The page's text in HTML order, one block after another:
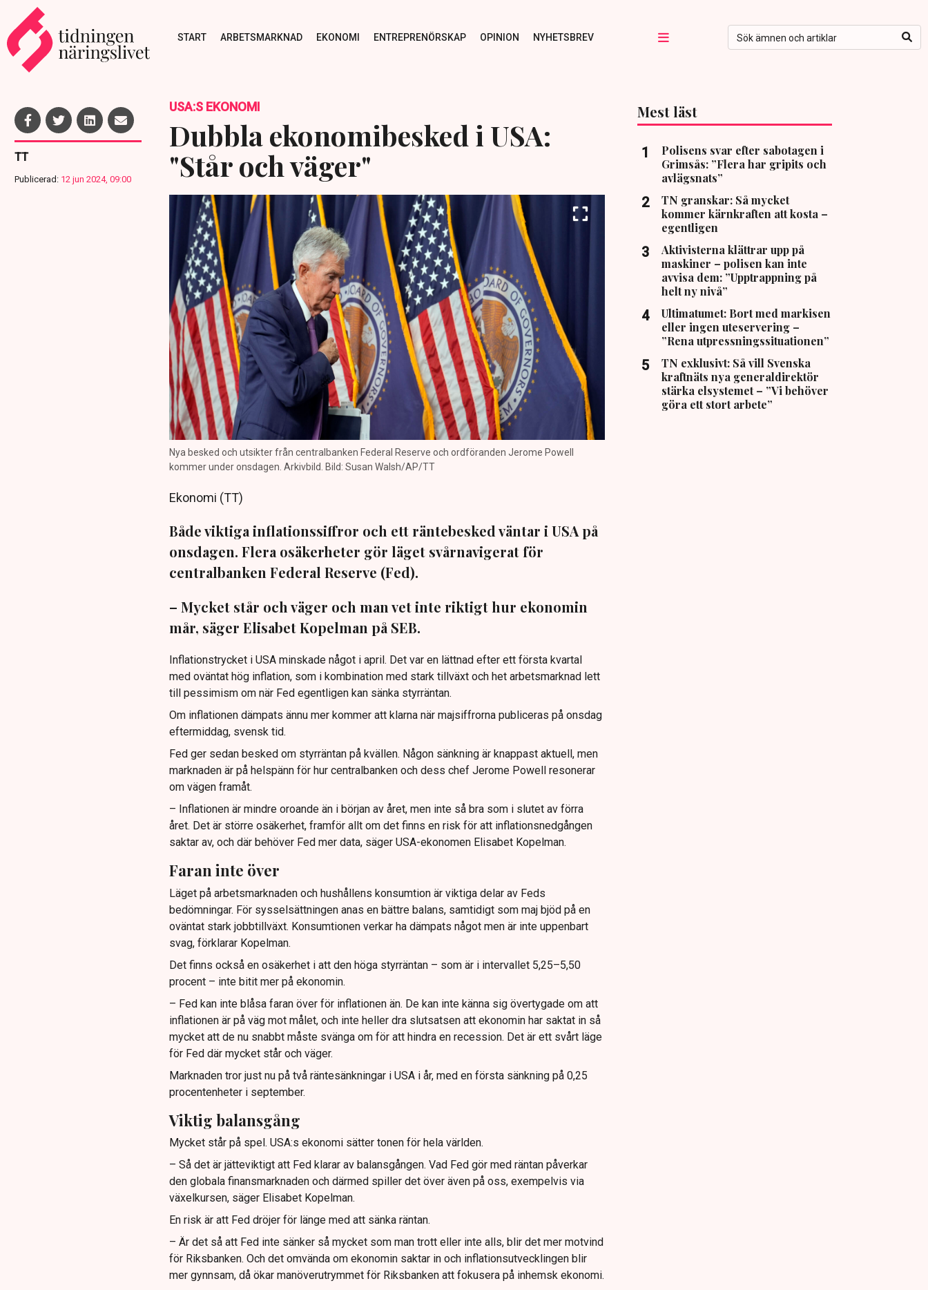
START ARBETSMARKNAD EKONOMI ENTREPRENÖRSKAP OPINION NYHETSBREV
TT
Publicerad: 12 jun 2024, 09:00
USA:S EKONOMI
Dubbla ekonomibesked i USA:
"Står och väger"
Nya besked och utsikter från centralbanken Federal Reserve och ordföranden Jerome Powell
kommer under onsdagen. Arkivbild. Bild: Susan Walsh/AP/TT
Ekonomi (TT)
Både viktiga inflationssiffror och ett räntebesked väntar i USA på
onsdagen. Flera osäkerheter gör läget svårnavigerat för
centralbanken Federal Reserve (Fed).
– Mycket står och väger och man vet inte riktigt hur ekonomin
mår, säger Elisabet Kopelman på SEB.
Inflationstrycket i USA minskade något i april. Det var en lättnad efter ett första kvartal
med oväntat hög inflation, som i kombination med stark tillväxt och het arbetsmarknad lett
till pessimism om när Fed egentligen kan sänka styrräntan.
Om inflationen dämpats ännu mer kommer att klarna när majsiffrorna publiceras på onsdag
eftermiddag, svensk tid.
Fed ger sedan besked om styrräntan på kvällen. Någon sänkning är knappast aktuell, men
marknaden är på helspänn för hur centralbanken och dess chef Jerome Powell resonerar
om vägen framåt.
– Inflationen är mindre oroande än i början av året, men inte så bra som i slutet av förra
året. Det är större osäkerhet, framför allt om det finns en risk för att inflationsnedgången
saktar av, och där behöver Fed mer data, säger USA-ekonomen Elisabet Kopelman.
Faran inte över
Läget på arbetsmarknaden och hushållens konsumtion är viktiga delar av Feds
bedömningar. För sysselsättningen anas en bättre balans, samtidigt som maj bjöd på en
oväntat stark jobbtillväxt. Konsumtionen verkar ha dämpats något men är inte uppenbart
svag, förklarar Kopelman.
Det finns också en osäkerhet i att den höga styrräntan – som är i intervallet 5,25–5,50
procent – inte bitit mer på ekonomin.
– Fed kan inte blåsa faran över för inflationen än. De kan inte känna sig övertygade om att
inflationen är på väg mot målet, och inte heller dra slutsatsen att ekonomin har saktat in så
mycket att de nu snabbt måste svänga om för att hindra en recession. Det är ett svårt läge
för Fed där mycket står och väger.
Marknaden tror just nu på två räntesänkningar i USA i år, med en första sänkning på 0,25
procentenheter i september.
Viktig balansgång
Mycket står på spel. USA:s ekonomi sätter tonen för hela världen.
– Så det är jätteviktigt att Fed klarar av balansgången. Vad Fed gör med räntan påverkar
den globala finansmarknaden och därmed spiller det över även på oss, exempelvis via
växelkursen, säger Elisabet Kopelman.
En risk är att Fed dröjer för länge med att sänka räntan.
– Är det så att Fed inte sänker så mycket som man trott eller inte alls, blir det mer motvind
för Riksbanken. Och det omvända om ekonomin saktar in och inflationsutvecklingen blir
mer gynnsam, då ökar manöverutrymmet för Riksbanken att fokusera på inhemsk ekonomi.
Mest läst
Polisens svar efter sabotagen i
Grimsås: ”Flera har gripits och
avlägsnats”
TN granskar: Så mycket
kommer kärnkraften att kosta –
egentligen
Aktivisterna klättrar upp på
maskiner – polisen kan inte
avvisa dem: ”Upptrappning på
helt ny nivå”
Ultimatumet: Bort med markisen
eller ingen uteservering –
”Rena utpressningssituationen”
TN exklusivt: Så vill Svenska
kraftnäts nya generaldirektör
stärka elsystemet – ”Vi behöver
göra ett stort arbete”